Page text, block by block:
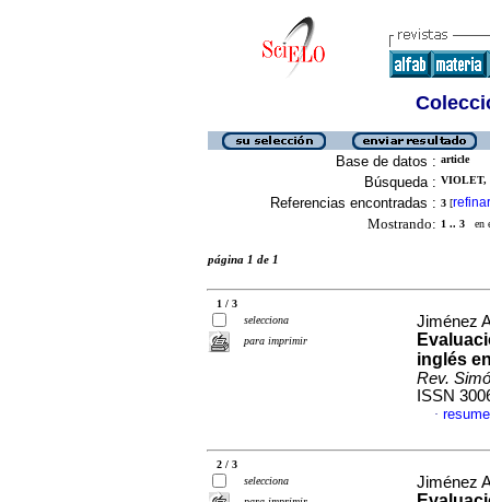
Base de datos : article
Búsqueda : VIOLET,
Referencias encontradas : 3 [refinar
Mostrando: 1 .. 3 en
página 1 de 1
1 / 3
selecciona
para imprimir
Jiménez
inglés
Rev.
ISSN
·
2 / 3
selecciona
Jiménez